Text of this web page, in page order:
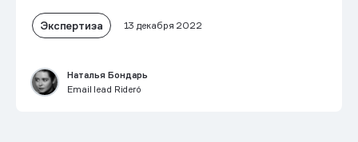
Экспертиза 13 декабря 2022
Наталья Бондарь
Email lead Rideró